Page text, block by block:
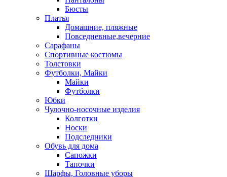
Бюсты
Платья
Домашние, пляжные
Повседневные,вечерние
Сарафаны
Спортивные костюмы
Толстовки
Футболки, Майки
Майки
Футболки
Юбки
Чулочно-носочные изделия
Колготки
Носки
Подследники
Обувь для дома
Сапожки
Тапочки
Шарфы, Головные уборы